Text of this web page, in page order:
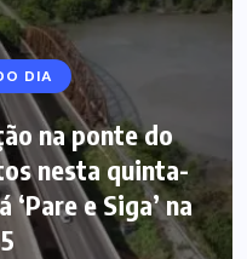
DIA
na ponte do
nesta quinta-
e Siga’ na